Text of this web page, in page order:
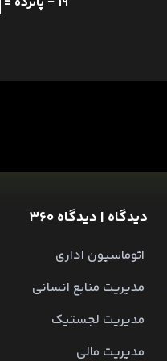
دیدگاه | دیدگاه 360
اتوماسیون اداری
مدیریت منابع انسانی
مدیریت لجستیک
مدیریت مالی